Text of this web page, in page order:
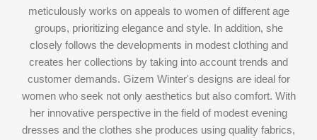
meticulously works on appeals to women of different age
groups, prioritizing elegance and style. In addition, she
closely follows the developments in modest clothing and
creates her collections by taking into account trends and
customer demands. Gizem Winter's designs are ideal for
women who seek not only aesthetics but also comfort. With
her innovative perspective in the field of modest evening
dresses and the clothes she produces using quality fabrics,